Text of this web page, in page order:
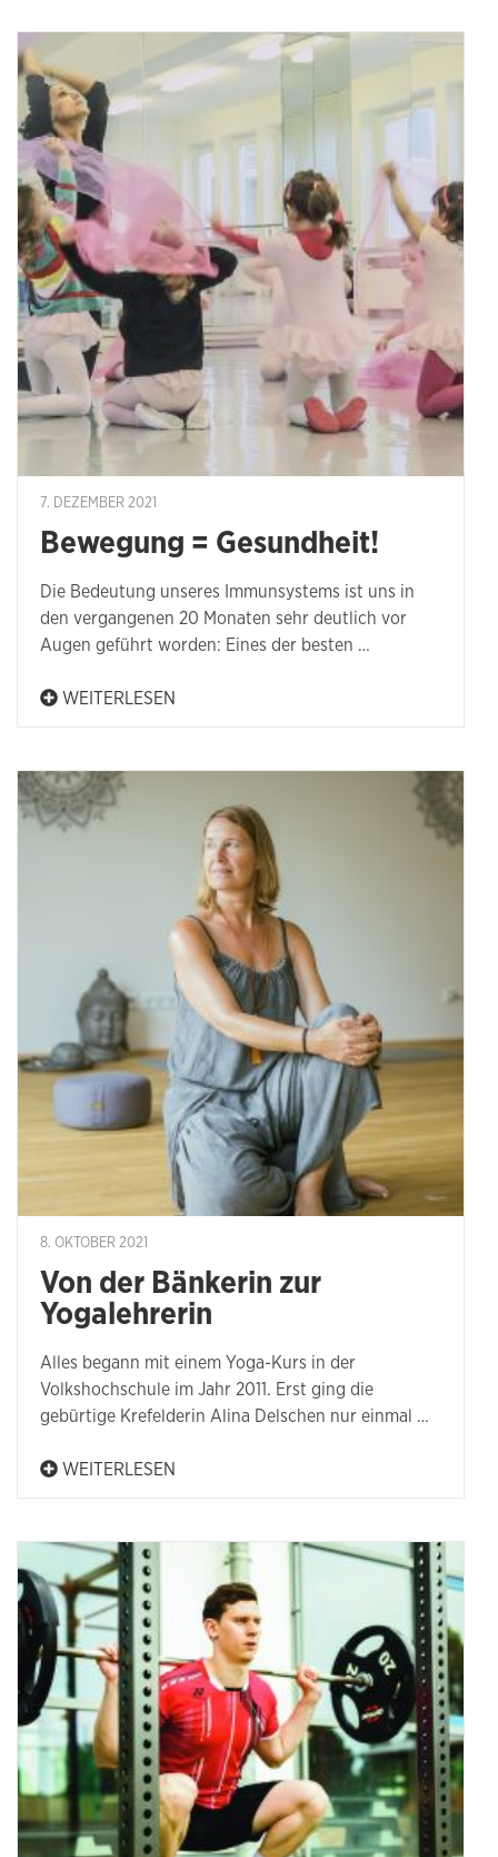
7. DEZEMBER 2021
Bewegung = Gesundheit!
Die Bedeutung unseres Immunsystems ist uns in
den vergangenen 20 Monaten sehr deutlich vor
Augen geführt worden: Eines der besten …
WEITERLESEN
8. OKTOBER 2021
Von der Bänkerin zur
Yogalehrerin
Alles begann mit einem Yoga-Kurs in der
Volkshochschule im Jahr 2011. Erst ging die
gebürtige Krefelderin Alina Delschen nur einmal …
WEITERLESEN